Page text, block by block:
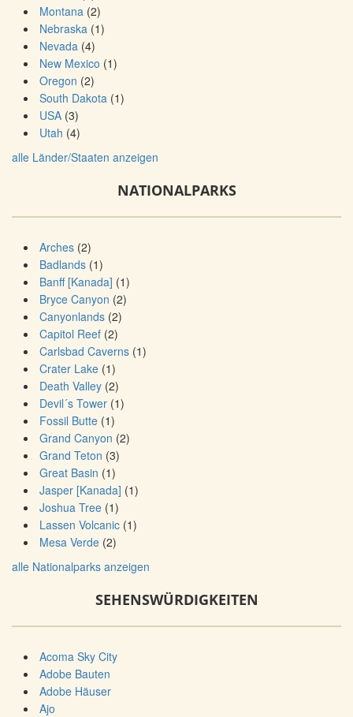
Montana (2)
Nebraska (1)
Nevada (4)
New Mexico (1)
Oregon (2)
South Dakota (1)
USA (3)
Utah (4)
alle Länder/Staaten anzeigen
NATIONALPARKS
Arches (2)
Badlands (1)
Banff [Kanada] (1)
Bryce Canyon (2)
Canyonlands (2)
Capitol Reef (2)
Carlsbad Caverns (1)
Crater Lake (1)
Death Valley (2)
Devil´s Tower (1)
Fossil Butte (1)
Grand Canyon (2)
Grand Teton (3)
Great Basin (1)
Jasper [Kanada] (1)
Joshua Tree (1)
Lassen Volcanic (1)
Mesa Verde (2)
alle Nationalparks anzeigen
SEHENSWÜRDIGKEITEN
Acoma Sky City
Adobe Bauten
Adobe Häuser
Ajo